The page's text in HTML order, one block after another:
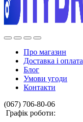
Про магазин
Доставка і оплата
Блог
Умови угоди
Контакти
(067) 706-80-06
Графік роботи: